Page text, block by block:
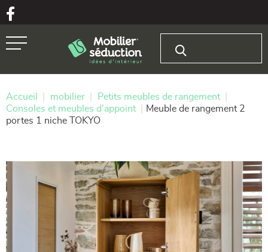
Aller au texte
Aller au menu
Accueil mobilier Petits meubles de rangement
Consoles et meubles d'appoint
Meuble de rangement 2
portes 1 niche TOKYO